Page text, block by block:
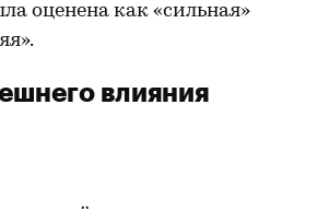
оценена как «сильная»
влияния